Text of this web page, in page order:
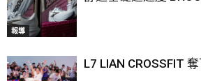
報導
L7 LIAN CROSSFIT